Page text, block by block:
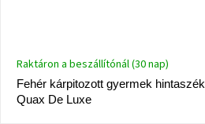
Fehér kárpitozott gyermek hintaszék
Quax De Luxe
Raktáron a beszállítónál (30 nap)